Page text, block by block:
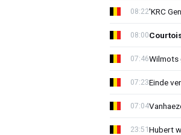
'KRC
08:22
08:00
Wilmots
07:46
Einde
07:23
07:04
Hubert
23:51